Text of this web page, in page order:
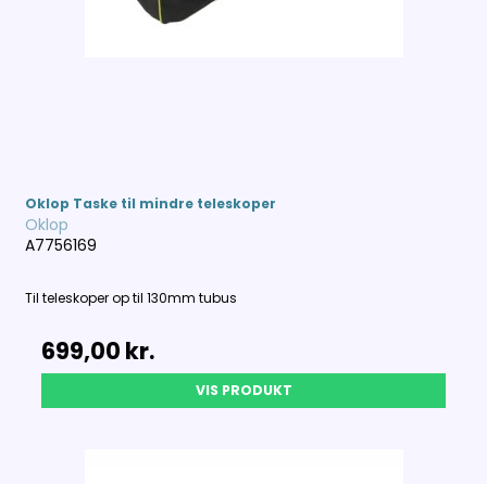
Oklop Taske til mindre teleskoper
Oklop
A7756169
Til teleskoper op til 130mm tubus
699,00 kr.
VIS PRODUKT